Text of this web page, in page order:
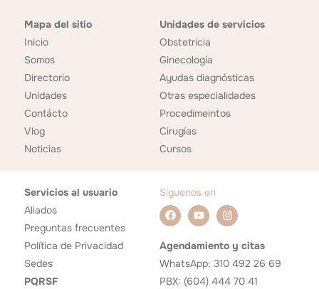
Mapa del sitio
Inicio
Somos
Directorio
Unidades
Contácto
Vlog
Noticias
Unidades de servicios
Obstetricia
Ginecología
Ayudas diagnósticas
Otras especialidades
Procedimeintos
Cirugías
Cursos
Servicios al usuario
Aliados
Preguntas frecuentes
Política de Privacidad
Sedes
PQRSF
Síguenos en
Agendamiento y citas
WhatsApp: 310 492 26 69
PBX: (604) 444 70 41